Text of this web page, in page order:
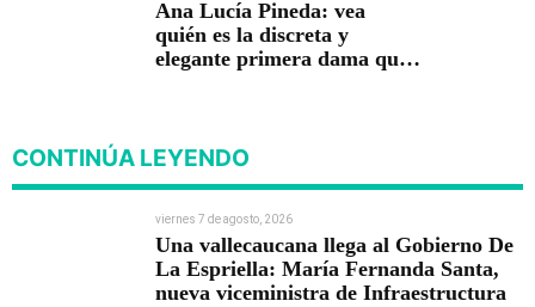
Ana Lucía Pineda: vea
quién es la discreta y
elegante primera dama que
CONTINÚA LEYENDO
viernes 7 de agosto, 2026
Una vallecaucana llega al Gobierno De
La Espriella: María Fernanda Santa,
nueva viceministra de Infraestructura